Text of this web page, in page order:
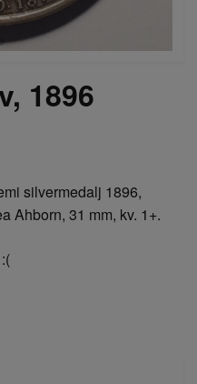
1896
silvermedalj 1896,
Ahborn, 31 mm, kv. 1+.